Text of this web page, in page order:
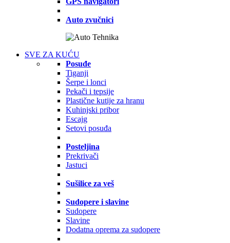
Auto zvučnici
SVE ZA KUĆU
Posuđe
Tiganji
Šerpe i lonci
Pekači i tepsije
Plastične kutije za hranu
Kuhinjski pribor
Escajg
Setovi posuđa
Posteljina
Prekrivači
Jastuci
Sušilice za veš
Sudopere i slavine
Sudopere
Slavine
Dodatna oprema za sudopere